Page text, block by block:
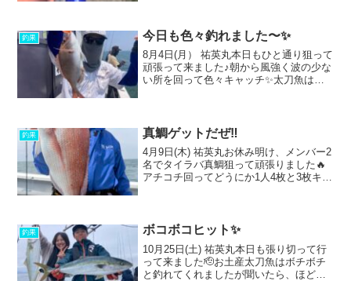
りましたね😅タイ...
釣果 今日も色々釣れました〜✨
8月4日(月） 祐英丸本日もひと通り狙って
頑張って来ました♪朝から風強く波の少な
い所を回って色々キャッチ✨太刀魚は最
て、多い人2...
釣果 真鯛ゲットだぜ‼️
4月9日(木) 祐英丸お休み明け、メンバー2
名でタイラバ真鯛狙って頑張りました🔥
アチコチ回ってどうにか1人4枚と3枚キャ
釣果 ボコボコヒット✨
10月25日(土) 祐英丸本日も張り切って行
って来ました🫡お土産太刀魚はボチボチ
と釣れてくれましたが聞いたら、ほどほ